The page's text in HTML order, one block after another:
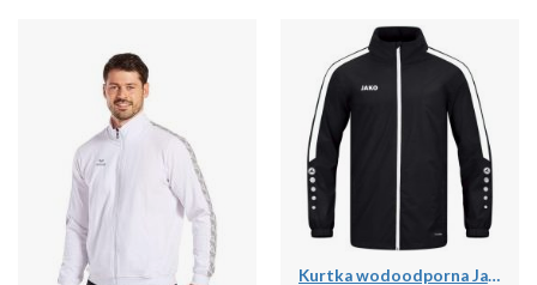
Kurtka wodoodporna Jako Power